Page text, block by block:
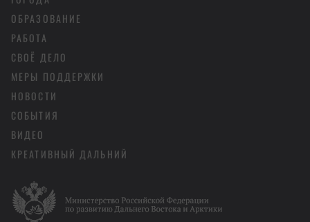
ОБРАЗОВАНИЕ
РАБОТА
СВОЁ ДЕЛО
МЕРЫ ПОДДЕРЖКИ
НОВОСТИ
СОБЫТИЯ
ВИДЕО
КРЕАТИВНЫЙ ДАЛЬНИЙ